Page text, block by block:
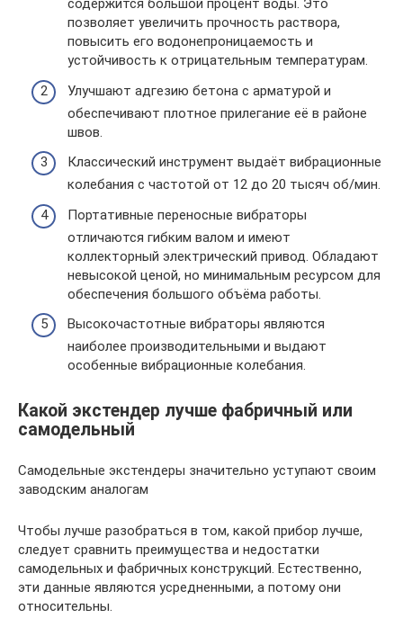
содержится большой процент воды. Это
позволяет увеличить прочность раствора,
повысить его водонепроницаемость и
устойчивость к отрицательным температурам.
Улучшают адгезию бетона с арматурой и
обеспечивают плотное прилегание её в районе
швов.
Классический инструмент выдаёт вибрационные
колебания с частотой от 12 до 20 тысяч об/мин.
Портативные переносные вибраторы
отличаются гибким валом и имеют
коллекторный электрический привод. Обладают
невысокой ценой, но минимальным ресурсом для
обеспечения большого объёма работы.
Высокочастотные вибраторы являются
наиболее производительными и выдают
особенные вибрационные колебания.
Какой экстендер лучше фабричный или
самодельный
Самодельные экстендеры значительно уступают своим
заводским аналогам
Чтобы лучше разобраться в том, какой прибор лучше,
следует сравнить преимущества и недостатки
самодельных и фабричных конструкций. Естественно,
эти данные являются усредненными, а потому они
относительны.